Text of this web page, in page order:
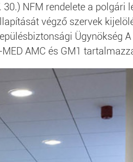
NFM rendelete a polgári
végző szervek
Ügynökség
AMC és GM1